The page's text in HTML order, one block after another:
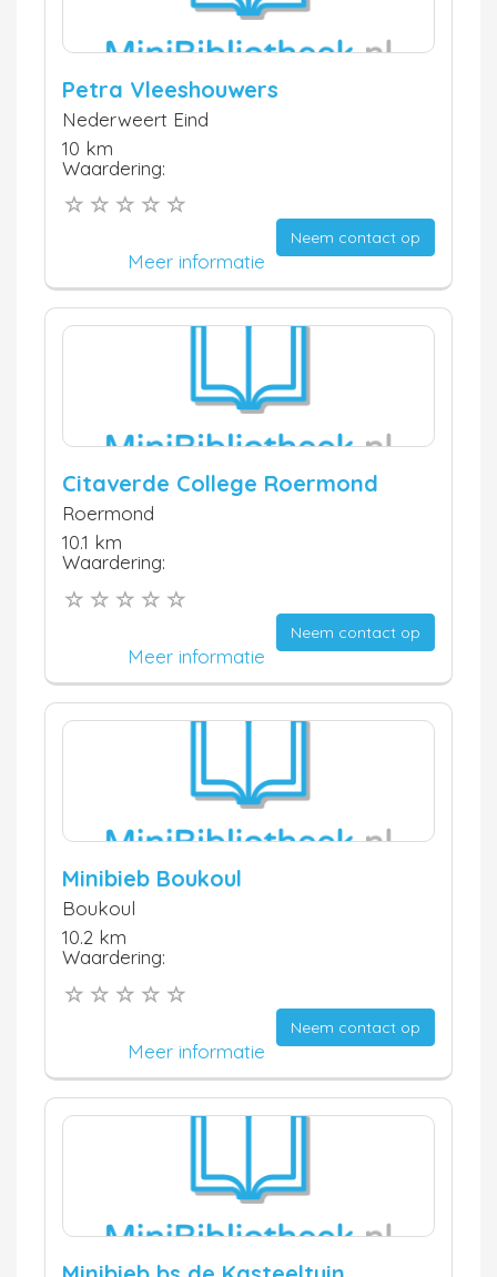
Petra Vleeshouwers
Nederweert Eind
10 km
Waardering:
Neem contact op
Meer informatie
Citaverde College Roermond
Roermond
10.1 km
Waardering:
Neem contact op
Meer informatie
Minibieb Boukoul
Boukoul
10.2 km
Waardering:
Neem contact op
Meer informatie